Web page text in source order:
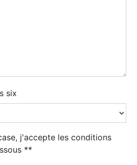
six
j'accepte les conditions
**